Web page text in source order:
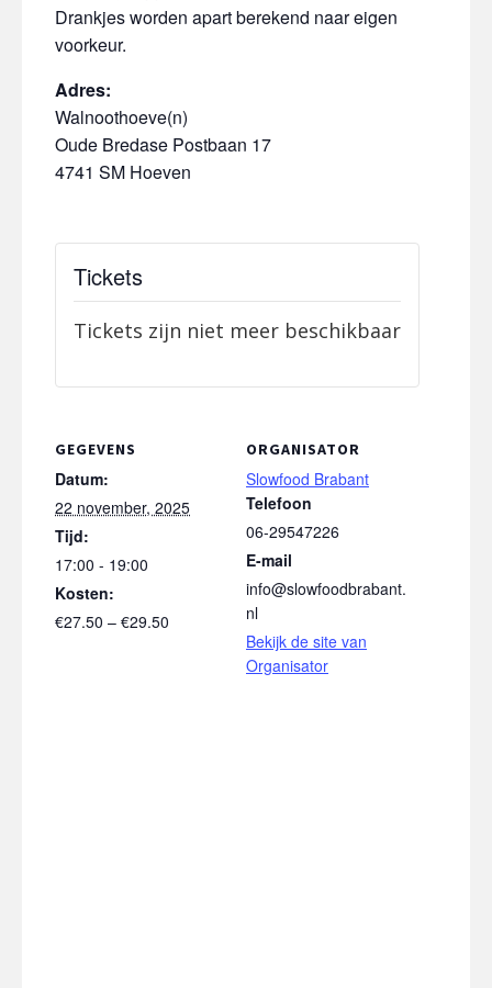
Drankjes worden apart berekend naar eigen
voorkeur.
Adres:
Walnoothoeve(n)
Oude Bredase Postbaan 17
4741 SM Hoeven
Tickets
Tickets zijn niet meer beschikbaar
GEGEVENS
Datum:
22 november, 2025
Tijd:
17:00 - 19:00
Kosten:
€27.50 – €29.50
ORGANISATOR
Slowfood Brabant
Telefoon
06-29547226
E-mail
info@slowfoodbrabant.
nl
Bekijk de site van
Organisator